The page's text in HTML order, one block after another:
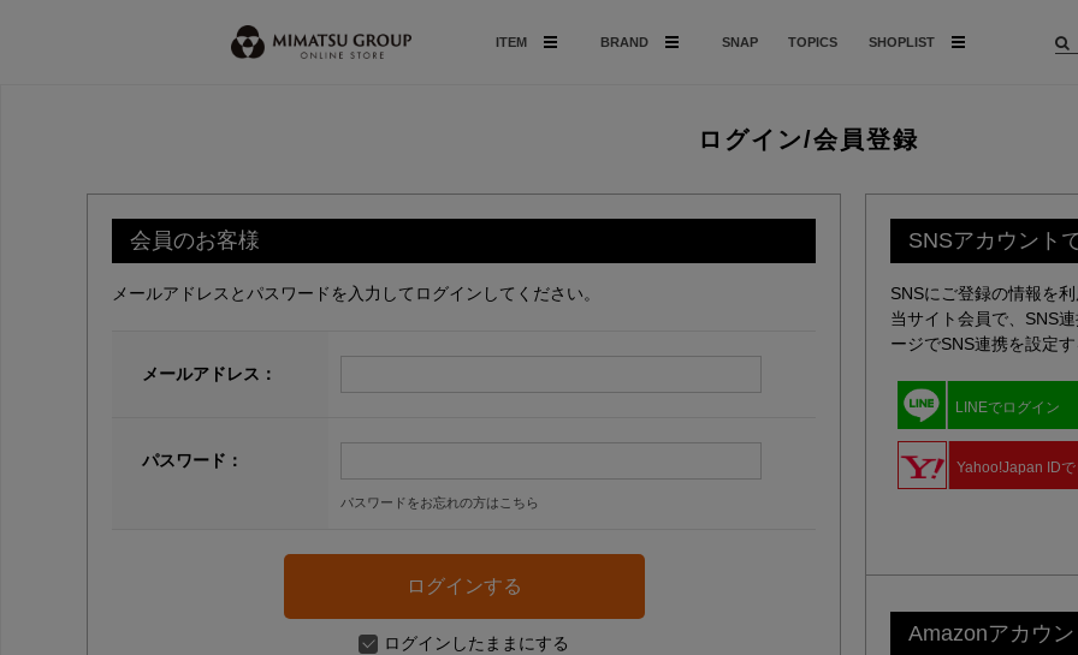
ITEM BRAND SNAP TOPICS SHOPLIST
ログイン/会員登録
会員のお客様
メールアドレスとパスワードを入力してログインしてください。
メールアドレス：
パスワード：
パスワードをお忘れの方はこちら
ログインしたままにする
SNSアカウント
SNSにご登録の情報を
当サイト会員で、SNS
ージでSNS連携を設定す
LINEでログイン
Yahoo!Japan ID
Amazonアカウ